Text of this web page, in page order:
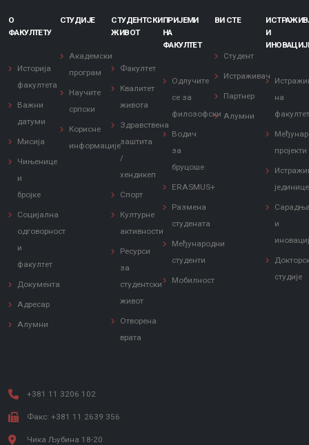
О
ФАКУЛТЕТУ
Историја
факултета
Важни
датуми
Мисија
Чињенице
и
бројке
Социјална
одговорност
и
факултет
Документа
Адресар
Алумни
СТУДИЈЕ
Академски
програм
Научите
српски
Корисне
информације
СТУДЕНТСКИ
ЖИВОТ
Факултет
Квалитет
живота
Здравствена
заштита
/
хендикеп
Спорт
Културне
активности
Ресурси
за
студентски
живот
Отворена
врата
ПРИЈЕМИ
НА
ФАКУЛТЕТ
Одлучите
се за
филозофски
Водич
за
бруцоше
ERASMUS+
Размена
студената
Међународни
студенти
Мобилност
ВИ СТЕ
Студент
Истраживач
Партнер
Алумни
И
на
пројекти
јединице
и
студије
+381 11 3206 102
Факс: +381 11 2639 356
Чика Љубина 18-20